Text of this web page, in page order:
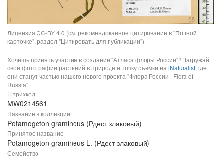
Лицензия CC-BY 4.0 (см. рекомендованное цитирование в "Полной
карточке", раздел "Цитировать для публикации")
Хочешь принять участие в создании "Атласа флоры России"? Загружай
свои фотографии растений в природе и точку съемки на iNaturalist, где
они станут частью нашего нового проекта "Флора России | Flora of
Russia".
Штрихкод
MW0214561
Название в коллекции
Potamogeton gramineus (Рдест злаковый)
Принятое название
Potamogeton gramineus L. (Рдест злаковый)
Семейство